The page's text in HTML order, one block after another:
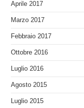
Aprile 2017
Marzo 2017
Febbraio 2017
Ottobre 2016
Luglio 2016
Agosto 2015
Luglio 2015